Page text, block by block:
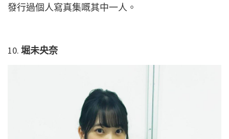
發行過個人寫真集嘅其中一人。
10. 堀未央奈